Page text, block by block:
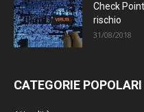
Check
rischio
31/08/2018
CATEGORIE POPOLARI